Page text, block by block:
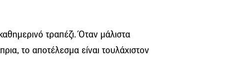
τραπέζι. Όταν μάλιστα
το αποτέλεσμα είναι τουλάχιστον